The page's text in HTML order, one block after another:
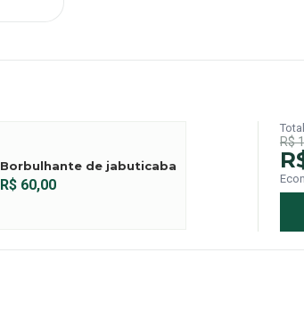
Borbulhante de jabuticaba
R$ 60,00
R$